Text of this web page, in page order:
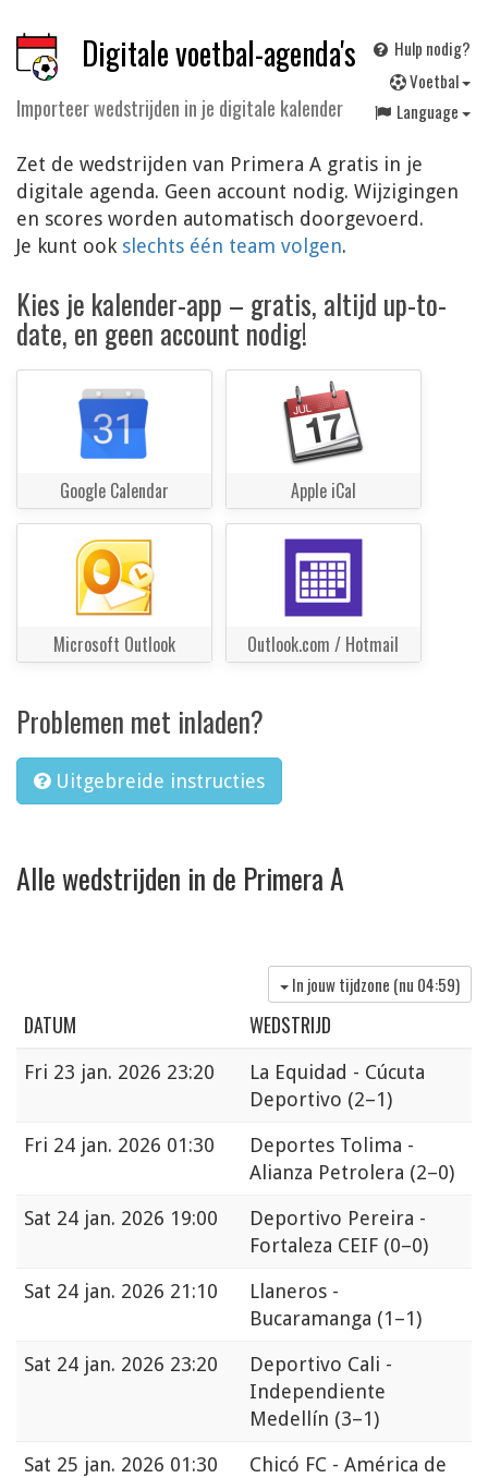
Digitale voetbal-agenda's
Importeer wedstrijden in je digitale kalender
Hulp nodig?
Voetbal
Language
Zet de wedstrijden van Primera A gratis in je
digitale agenda. Geen account nodig. Wijzigingen
en scores worden automatisch doorgevoerd.
Je kunt ook slechts één team volgen.
Kies je kalender-app – gratis, altijd up-to-
date, en geen account nodig!
Google Calendar Apple iCal
Microsoft Outlook Outlook.com / Hotmail
Problemen met inladen?
Uitgebreide instructies
Alle wedstrijden in de Primera A
In jouw tijdzone (nu 04:59)
DATUM WEDSTRIJD
Fri 23 jan. 2026 23:20
La Equidad - Cúcuta
Deportivo (2–1)
Fri 24 jan. 2026 01:30
Deportes Tolima -
Alianza Petrolera (2–0)
Sat 24 jan. 2026 19:00
Deportivo Pereira -
Fortaleza CEIF (0–0)
Sat 24 jan. 2026 21:10
Llaneros -
Bucaramanga (1–1)
Sat 24 jan. 2026 23:20
Deportivo Cali -
Independiente
Medellín (3–1)
Sat 25 jan. 2026 01:30
Chicó FC - América de